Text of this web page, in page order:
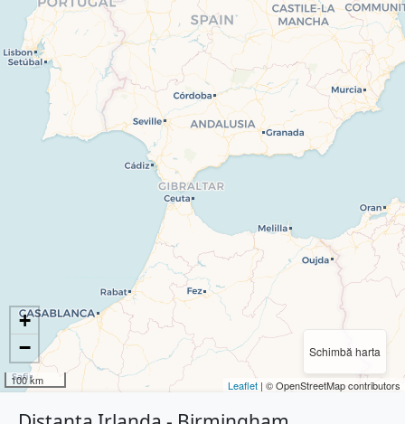
Schimbă harta
+
−
100 km Leaflet | © OpenStreetMap contributors